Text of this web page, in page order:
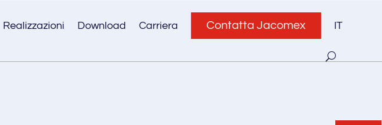
Realizzazioni Download Carriera Contatta Jacomex IT